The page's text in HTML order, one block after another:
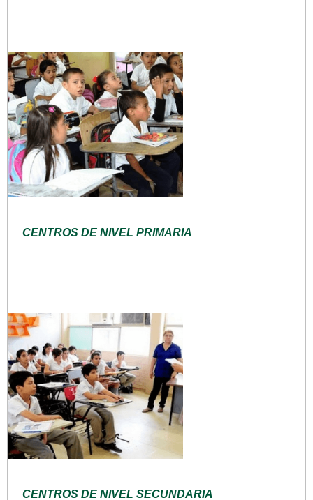
CENTROS DE NIVEL PRIMARIA
CENTROS DE NIVEL SECUNDARIA